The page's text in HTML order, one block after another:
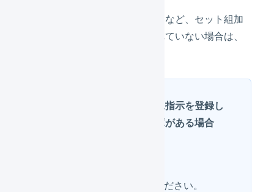
引当待ちの明細行が残っているなど、セット組加
工に対して在庫が引き当てられていない場合は、
マーチャント側で加工指示を登録し
た際すでに十分な在庫がある場合
「作業の開始」に進んでください。